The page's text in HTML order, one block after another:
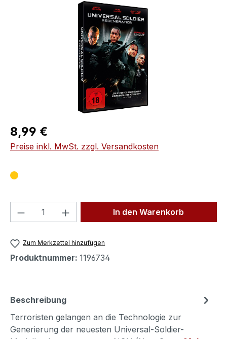
Bildergalerie überspringen
Regulärer Preis:
8,99 €
Preise inkl. MwSt. zzgl. Versandkosten
Produkt Anzahl: Gib denIn den Warenkorb
Zum Merkzettel hinzufügen
Produktnummer: 1196734
Beschreibung
Terroristen gelangen an die Technologie zur
Generierung der neuesten Universal-Soldier-